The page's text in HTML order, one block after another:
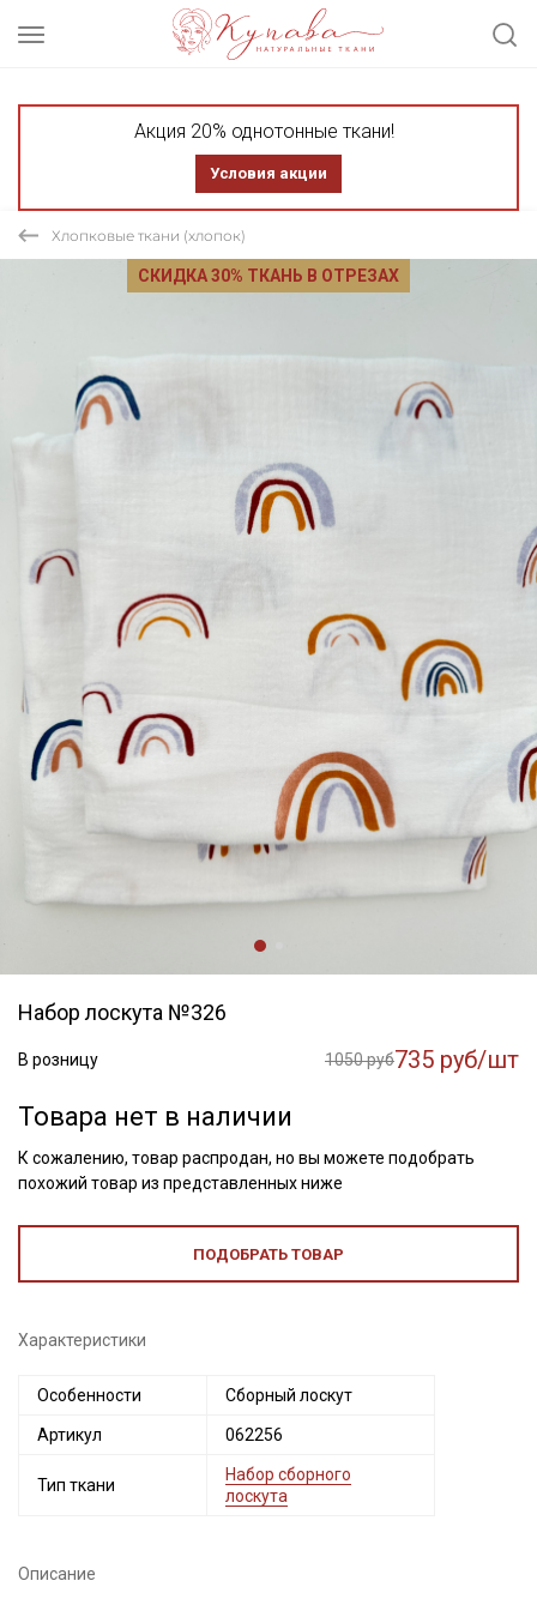
Акция 20% однотонные ткани!
Условия акции
Хлопковые ткани (хлопок)
СКИДКА 30% ТКАНЬ В ОТРЕЗАХ
Набор лоскута №326
В розницу 1050 руб735 руб/шт
Товара нет в наличии
К сожалению, товар распродан, но вы можете подобрать
похожий товар из представленных ниже
ПОДОБРАТЬ ТОВАР
Характеристики
Особенности Сборный лоскут
Артикул 062256
Тип ткани
Набор сборного
лоскута
Описание
Секретная рассылка от Купава
Мы публикуем здесь дополнительные
промокоды и скидки до 30% на узкие
категории тканей